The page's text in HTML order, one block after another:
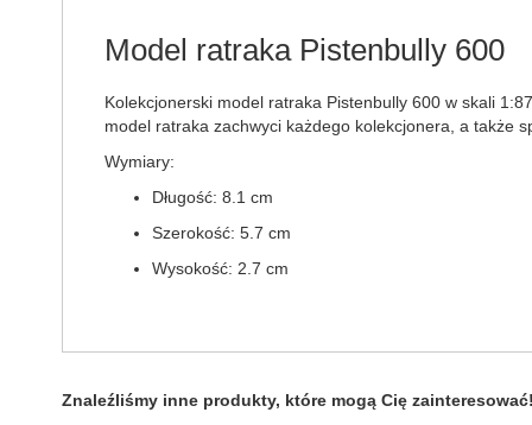
galleryModel ratraka Pistenbully 600
Kolekcjonerski model ratraka Pistenbully 600 w skali
model ratraka zachwyci każdego kolekcjonera, a także
Wymiary:
Długość: 8.1 cm
Szerokość: 5.7 cm
Wysokość: 2.7 cm
Znaleźliśmy inne produkty, które mogą Cię zainteresować!